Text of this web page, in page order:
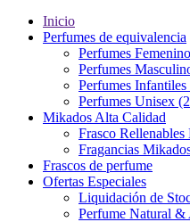
Inicio
Perfumes de equivalencia
Perfumes
Perfumes
Perfumes Infantiles
Perfumes Unisex
Mikados Alta Calidad
Frasco
Fragancias
Frascos de perfume
Ofertas Especiales
Liquidación de
Perfume Natural &